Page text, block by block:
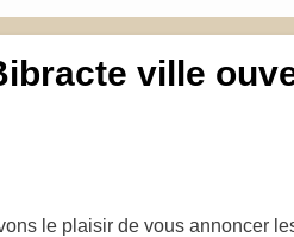
ville
le plaisir de vous annoncer